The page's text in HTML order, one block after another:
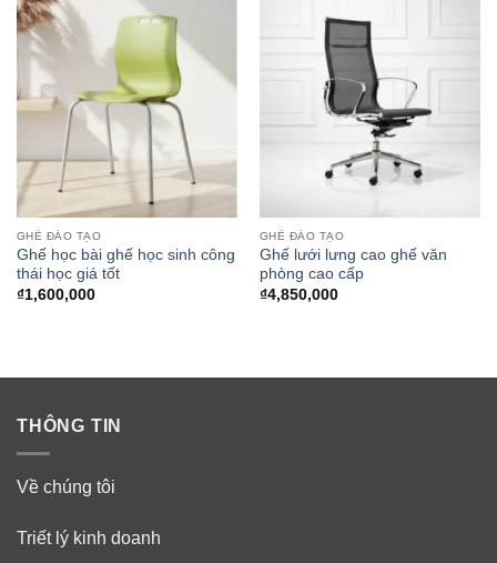
GHẾ ĐÀO TẠO
Ghế học bài ghế học sinh công
thái học giá tốt
₫1,600,000
GHẾ ĐÀO TẠO
Ghế lưới lưng cao ghế văn
phòng cao cấp
₫4,850,000
THÔNG TIN
Về chúng tôi
Triết lý kinh doanh